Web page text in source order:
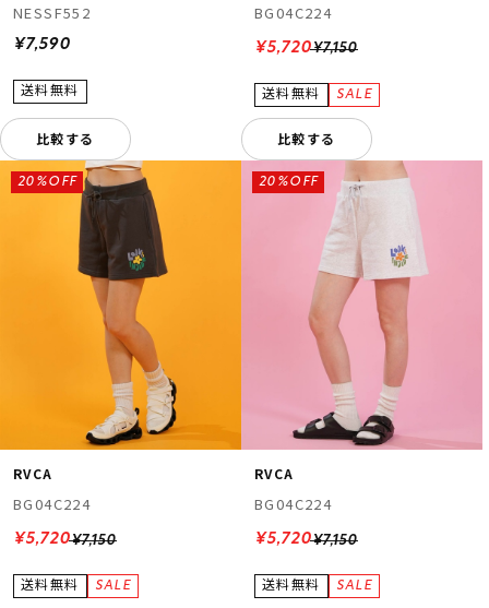
NESSF552
¥7,590
比較する
BG04C224
¥7,150
¥5,720
比較する
RVCA
BG04C224
¥7,150
20%OFF
¥5,720
RVCA
BG04C224
¥7,150
20%OFF
¥5,720